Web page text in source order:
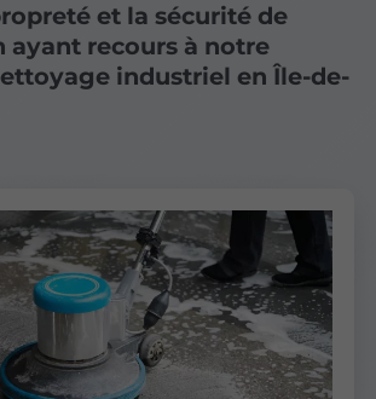
et la sécurité de
ayant recours à notre
industriel en Île-de-